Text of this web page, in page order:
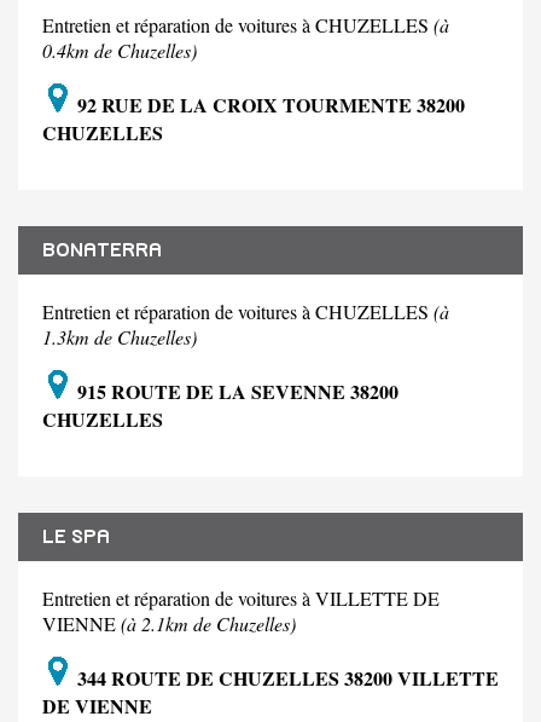
Entretien et réparation de voitures à CHUZELLES (à
0.4km de Chuzelles)
92 RUE DE LA CROIX TOURMENTE 38200
CHUZELLES
BONATERRA
Entretien et réparation de voitures à CHUZELLES (à
1.3km de Chuzelles)
915 ROUTE DE LA SEVENNE 38200
CHUZELLES
LE SPA
Entretien et réparation de voitures à VILLETTE DE
VIENNE(à 2.1km de Chuzelles)
344 ROUTE DE CHUZELLES 38200 VILLETTE
DE VIENNE